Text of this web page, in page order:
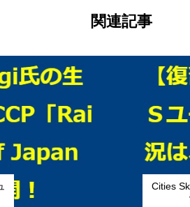
関連記事
Cities